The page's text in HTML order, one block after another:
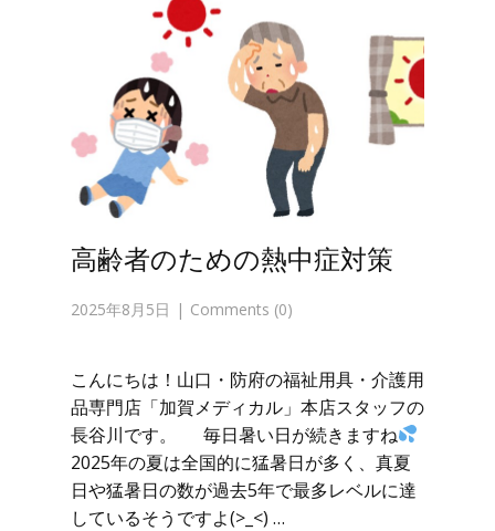
高齢者のための熱中症対策
2025年8月5日 Comments (0)
こんにちは！山口・防府の福祉用具・介護用
品専門店「加賀メディカル」本店スタッフの
長谷川です。 毎日暑い日が続きますね
2025年の夏は全国的に猛暑日が多く、真夏
日や猛暑日の数が過去5年で最多レベルに達
しているそうですよ(>_<) …